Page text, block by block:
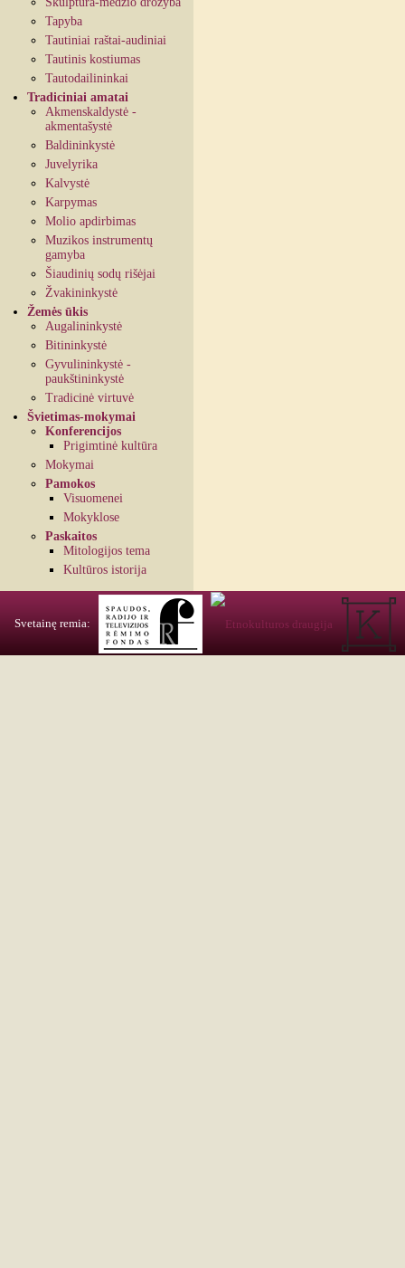
Tapyba
Tautiniai raštai-audiniai
Tautinis kostiumas
Tautodailininkai
Tradiciniai amatai
Akmenskaldystė -
akmentašystė
Baldininkystė
Juvelyrika
Kalvystė
Karpymas
Molio apdirbimas
Muzikos instrumentų
gamyba
Šiaudinių sodų rišėjai
Žvakininkystė
Žemės ūkis
Augalininkystė
Bitininkystė
Gyvulininkystė -
paukštininkystė
Tradicinė virtuvė
Švietimas-mokymai
Konferencijos
Prigimtinė kultūra
Mokymai
Pamokos
Visuomenei
Mokyklose
Paskaitos
Mitologijos tema
Kultūros istorija
Svetainę remia: